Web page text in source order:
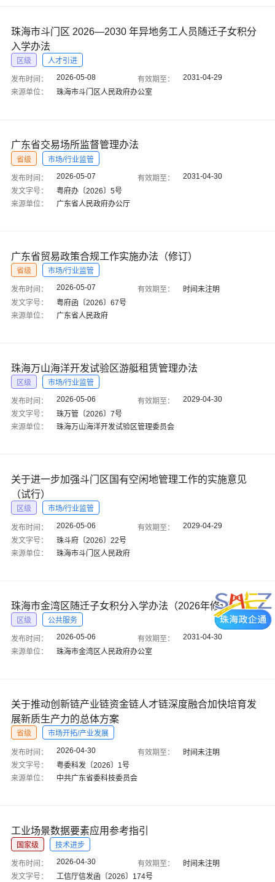
珠海市斗门区 2026—2030 年异地务工人员随迁子女积分
入学办法
区级 人才引进
发布时间： 2026-05-08 有效期至：
2031-04-29
来源单位：
珠海市斗门区人民政府办公室
广东省交易场所监督管理办法
省级 市场/行业监管
发布时间： 2026-05-07 有效期至：
2031-04-30
发文字号：
粤府办〔2026〕5号
来源单位：
广东省人民政府办公厅
广东省贸易政策合规工作实施办法（修订）
省级 市场/行业监管
发布时间： 2026-05-07 有效期至：
时间未注明
发文字号：
粤府函〔2026〕67号
来源单位：
广东省人民政府
珠海万山海洋开发试验区游艇租赁管理办法
区级 市场/行业监管
发布时间： 2026-05-06 有效期至：
2029-04-30
发文字号：
珠万管〔2026〕7号
来源单位：
珠海万山海洋开发试验区管理委员会
关于进一步加强斗门区国有空闲地管理工作的实施意见
（试行）
区级 市场/行业监管
发布时间： 2026-05-06 有效期至：
2029-04-29
发文字号：
珠斗府〔2026〕22号
来源单位：
珠海市斗门区人民政府
珠海市金湾区随迁子女积分入学办法（2026年修订）
区级 公共服务
发布时间： 2026-05-06 有效期至：
2031-04-30
来源单位：
珠海市金湾区人民政府办公室
关于推动创新链产业链资金链人才链深度融合加快培育发
展新质生产力的总体方案
省级 市场开拓/产业发展
发布时间： 2026-04-30 有效期至：
时间未注明
发文字号：
粤委科发〔2026〕1号
来源单位：
中共广东省委科技委员会
工业场景数据要素应用参考指引
国家级 技术进步
发布时间： 2026-04-30 有效期至：
时间未注明
发文字号：
工信厅信发函〔2026〕174号